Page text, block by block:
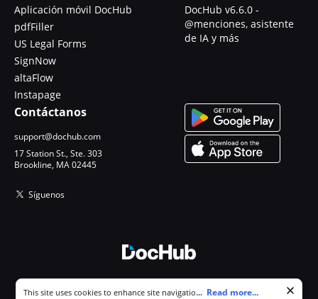
Aplicación móvil DocHub
pdfFiller
US Legal Forms
SignNow
altaFlow
Instapage
DocHub v6.6.0 -
@menciones, asistente
de IA y más
Contáctanos
support@dochub.com
17 Station St., Ste. 303
Brookline, MA 02445
Síguenos
Cookie consent notice
This site uses cookies to enhance site navigation and personalize
... Read more...